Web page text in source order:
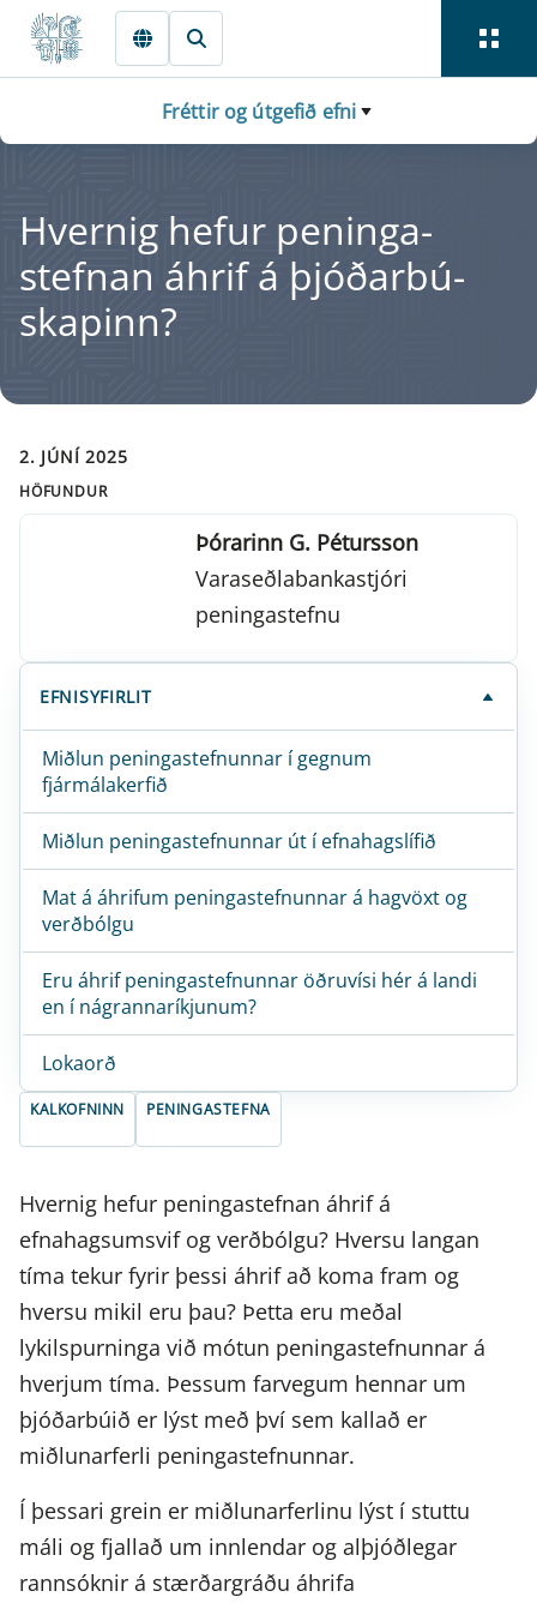
Fara beint í Meginmál
Fréttir og útgefið efni
Hvernig hef­ur pen­inga­
stefn­an áhrif á þjóðar­bú­
skap­inn?
2. JÚNÍ 2025
HÖFUNDUR
Þórarinn G. Pétursson
Varaseðlabankastjóri
peningastefnu
EFNISYFIRLIT
Miðlun peningastefnunnar í gegnum
fjármálakerfið
Miðlun peningastefnunnar út í efnahagslífið
Mat á áhrifum peningastefnunnar á hagvöxt og
verðbólgu
Eru áhrif peningastefnunnar öðruvísi hér á landi
en í nágrannaríkjunum?
Lokaorð
KALKOFNINN PENINGASTEFNA
Hvernig hefur peningastefnan áhrif á
efnahagsumsvif og verðbólgu? Hversu langan
tíma tekur fyrir þessi áhrif að koma fram og
hversu mikil eru þau? Þetta eru meðal
lykilspurninga við mótun peningastefnunnar á
hverjum tíma. Þessum farvegum hennar um
þjóðarbúið er lýst með því sem kallað er
miðlunarferli peningastefnunnar.
Í þessari grein er miðlunarferlinu lýst í stuttu
máli og fjallað um innlendar og alþjóðlegar
rannsóknir á stærðargráðu áhrifa